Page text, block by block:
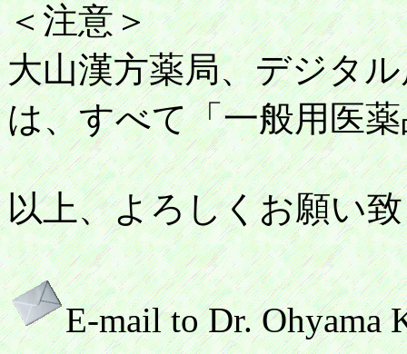
＜注意＞
大山漢方薬局、デジタ
は、すべて「一般用医
以上、よろしくお願い
E-mail to Dr. Ohyama